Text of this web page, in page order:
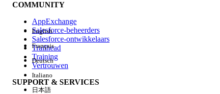
Ervaring
COMMUNITY
AppExchange
Salesforce-beheerders
Salesforce-ontwikkelaars
Trailhead
Training
Vertrouwen
SUPPORT & SERVICES
English
Français
Deutsch
Italiano
日本語